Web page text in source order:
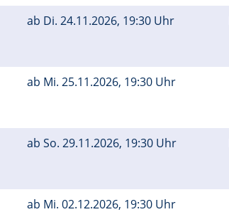
ab Di. 24.11.2026, 19:30 Uhr
ab Mi. 25.11.2026, 19:30 Uhr
ab So. 29.11.2026, 19:30 Uhr
ab Mi. 02.12.2026, 19:30 Uhr